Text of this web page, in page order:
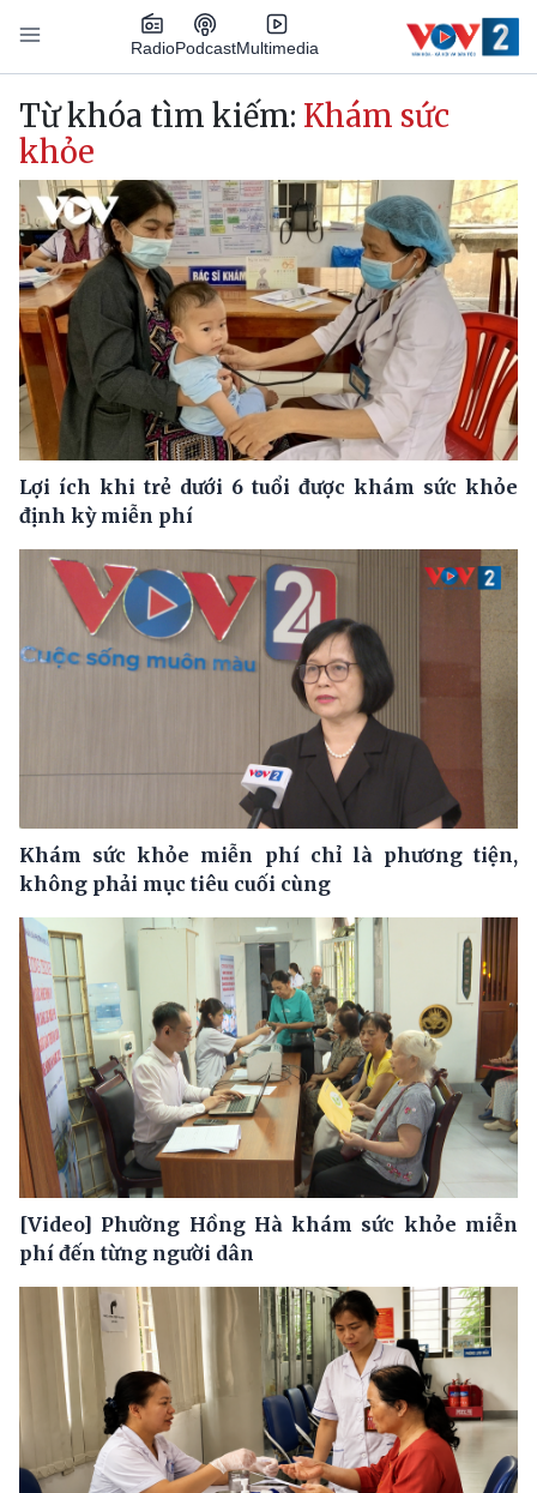
Nhảy đến nội dung
RadioPodcastMultimedia
Main navigation
Từ khóa tìm kiếm: Khám sức
khỏe
Lợi ích khi trẻ dưới 6 tuổi được khám sức khỏe
định kỳ miễn phí
Khám sức khỏe miễn phí chỉ là phương tiện,
không phải mục tiêu cuối cùng
[Video] Phường Hồng Hà khám sức khỏe miễn
phí đến từng người dân